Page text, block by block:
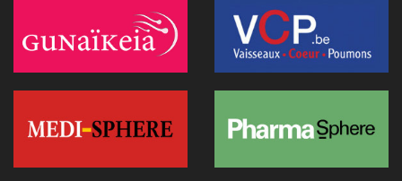
dans la diffusion d'informations
07 juillet 2026 - 20:56
Les Belges restent les plus réticents d'Europe face au
diagnostic médical par l'IA (étude)
réduisant la dose de rayonnement en cathétérisme